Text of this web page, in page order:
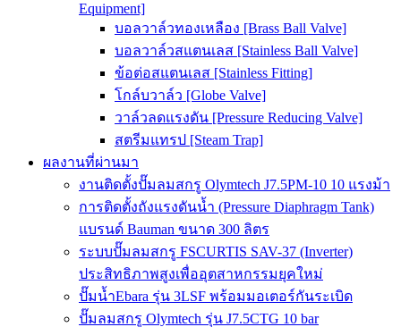
Equipment]
บอลวาล์วทองเหลือง [Brass Ball Valve]
บอลวาล์วสแตนเลส [Stainless Ball Valve]
ข้อต่อสแตนเลส [Stainless Fitting]
โกล์บวาล์ว [Globe Valve]
วาล์วลดแรงดัน [Pressure Reducing Valve]
สตรีมแทรป [Steam Trap]
ผลงานที่ผ่านมา
งานติดตั้งปั๊มลมสกรู Olymtech J7.5PM-10 10 แรงม้า
การติดตั้งถังแรงดันน้ำ (Pressure Diaphragm Tank)
แบรนด์ Bauman ขนาด 300 ลิตร
ระบบปั๊มลมสกรู FSCURTIS SAV-37 (Inverter)
ประสิทธิภาพสูงเพื่ออุตสาหกรรมยุคใหม่
ปั๊มน้ำEbara รุ่น 3LSF พร้อมมอเตอร์กันระเบิด
ปั๊มลมสกรู Olymtech รุ่น J7.5CTG 10 bar